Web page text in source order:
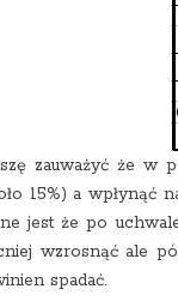
zauważyć że w
15%) a wpłynąć
jest że po
wzrosnąć ale
spadać.